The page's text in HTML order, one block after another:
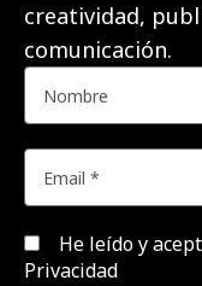
creatividad,
comunicación.
He leído y
Privacidad